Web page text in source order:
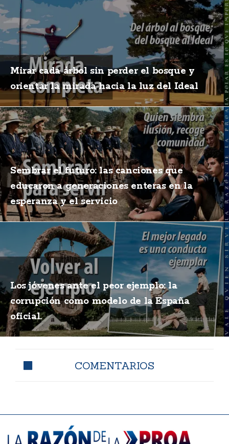
Mirar cada árbol sin perder el bosque y
orientar la mirada hacia la luz del Ideal
Sembrar el futuro: las canciones que
educaron a generaciones enteras en la
esperanza y el servicio
Los jóvenes ante el peor ejemplo: la
corrupción como modelo de la España
oficial.
COMENTARIOS